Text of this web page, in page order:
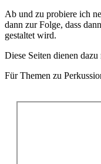
Ab und zu probiere ich
dann zur Folge, dass
gestaltet wird.
Diese Seiten dienen
Für Themen zu